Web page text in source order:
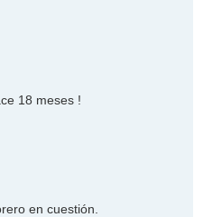
18 meses !
en cuestión.